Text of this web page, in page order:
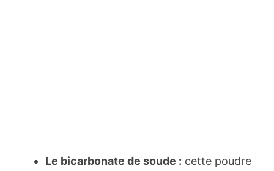
Le bicarbonate de soude : cette poudre